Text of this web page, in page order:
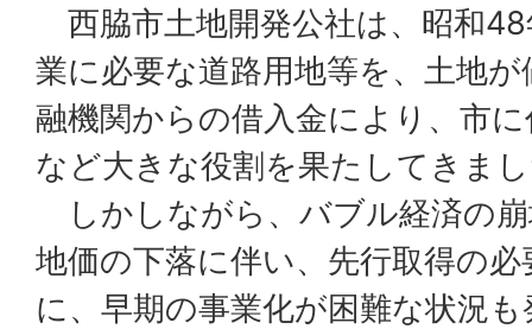
西脇市土地開発公社は、昭和
業に必要な道路用地等を、土地
融機関からの借入金により、市
など大きな役割を果たしてきま
しかしながら、バブル経済の
地価の下落に伴い、先行取得の
に、早期の事業化が困難な状況